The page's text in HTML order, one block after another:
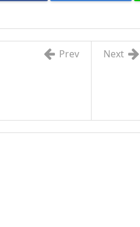
Next
Prev